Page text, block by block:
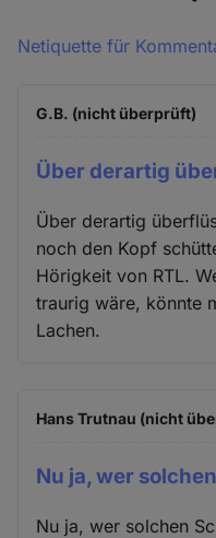
Netiquette für
G.B. (nicht überprüft)
Über derartig
Über derartig
noch den Kopf
Hörigkeit von RTL.
traurig wäre, könnte
Lachen.
Hans Trutnau (nicht
Nu ja, wer solchen
Nu ja, wer solchen